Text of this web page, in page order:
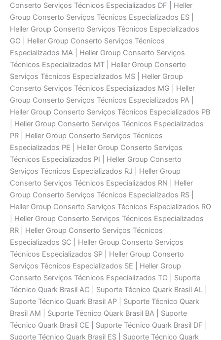
Conserto Serviços Técnicos Especializados DF | Heller
Group Conserto Serviços Técnicos Especializados ES |
Heller Group Conserto Serviços Técnicos Especializados
GO | Heller Group Conserto Serviços Técnicos
Especializados MA | Heller Group Conserto Serviços
Técnicos Especializados MT | Heller Group Conserto
Serviços Técnicos Especializados MS | Heller Group
Conserto Serviços Técnicos Especializados MG | Heller
Group Conserto Serviços Técnicos Especializados PA |
Heller Group Conserto Serviços Técnicos Especializados PB
| Heller Group Conserto Serviços Técnicos Especializados
PR | Heller Group Conserto Serviços Técnicos
Especializados PE | Heller Group Conserto Serviços
Técnicos Especializados PI | Heller Group Conserto
Serviços Técnicos Especializados RJ | Heller Group
Conserto Serviços Técnicos Especializados RN | Heller
Group Conserto Serviços Técnicos Especializados RS |
Heller Group Conserto Serviços Técnicos Especializados RO
| Heller Group Conserto Serviços Técnicos Especializados
RR | Heller Group Conserto Serviços Técnicos
Especializados SC | Heller Group Conserto Serviços
Técnicos Especializados SP | Heller Group Conserto
Serviços Técnicos Especializados SE | Heller Group
Conserto Serviços Técnicos Especializados TO | Suporte
Técnico Quark Brasil AC | Suporte Técnico Quark Brasil AL |
Suporte Técnico Quark Brasil AP | Suporte Técnico Quark
Brasil AM | Suporte Técnico Quark Brasil BA | Suporte
Técnico Quark Brasil CE | Suporte Técnico Quark Brasil DF |
Suporte Técnico Quark Brasil ES | Suporte Técnico Quark